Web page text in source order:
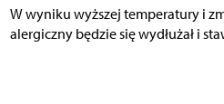
W wyniku wyższej temperatury i
alergiczny będzie się wydłużał i